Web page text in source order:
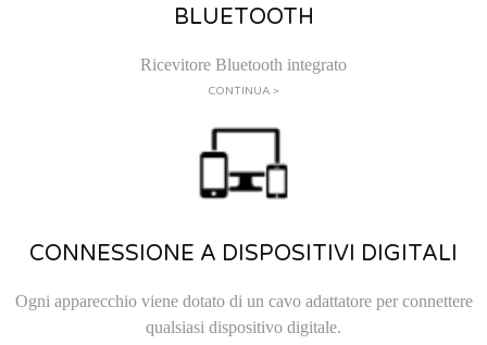
BLUETOOTH
Ricevitore Bluetooth integrato
CONTINUA >
CONNESSIONE A DISPOSITIVI DIGITALI
Ogni apparecchio viene dotato di un cavo adattatore per connettere
qualsiasi dispositivo digitale.